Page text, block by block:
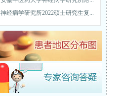
新冠肺炎疫情常态化防控患者告知...